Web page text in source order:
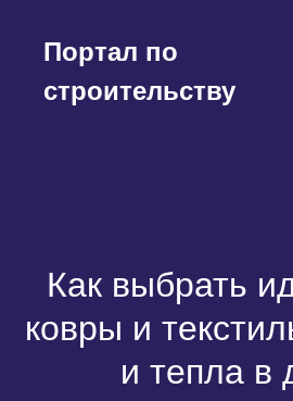
содержимому
Портал по
строительству
Как выбрать
ковры и
и тепла в